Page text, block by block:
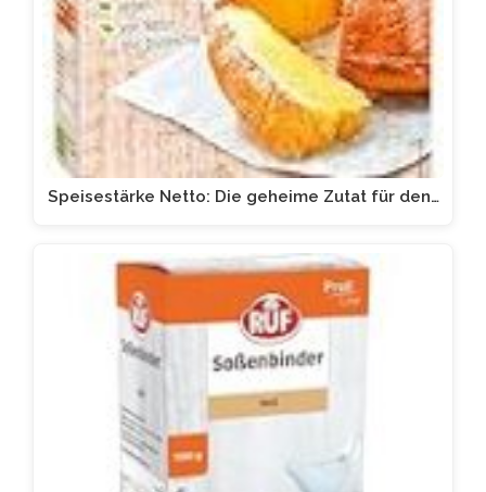
Speisestärke Netto: Die geheime Zutat für den…